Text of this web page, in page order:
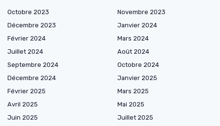
Octobre 2023
Novembre 2023
Décembre 2023
Janvier 2024
Février 2024
Mars 2024
Juillet 2024
Août 2024
Septembre 2024
Octobre 2024
Décembre 2024
Janvier 2025
Février 2025
Mars 2025
Avril 2025
Mai 2025
Juin 2025
Juillet 2025